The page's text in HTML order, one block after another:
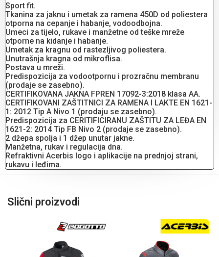
Sport fit.
Tkanina za jaknu i umetak za ramena 450D od poliestera
otporna na cepanje i habanje, vodoodbojna.
Umeci za tijelo, rukave i manžetne od teške mreže
otporne na kidanje i habanje.
Umetak za kragnu od rastezljivog poliestera.
Unutrašnja kragna od mikroflisa.
Postava u mreži.
Predispozicija za vodootpornu i prozračnu membranu
(prodaje se zasebno).
CERTIFIKOVANA JAKNA FPREN 17092-3:2018 klasa AA.
CERTIFIKOVANI ZAŠTITNICI ZA RAMENA I LAKTE EN 1621-
1: 2012 Tip A Nivo 1 (prodaju se zasebno).
Predispozicija za CERITIFICIRANU ZAŠTITU ZA LEĐA EN
1621-2: 2014 Tip FB Nivo 2 (prodaje se zasebno).
2 džepa spolja i 1 džep unutar jakne.
Manžetna, rukav i regulacija dna.
Refraktivni Acerbis logo i aplikacije na prednjoj strani,
rukavu i leđima.
Slični proizvodi